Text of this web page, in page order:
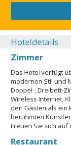
zu dieser
Parkplätze gilt
Check-in und
Unterkunft sind
Assistenztiere
Gebühren/
gestattet.
Check-in keine
Vermieter/
LGBTQIA+-
Parken gelten
ist verfügbar. Nur
Unterkunft bietet
Hoteldetails
Zimmer
Das Hotel verfügt
modernen Stil und
Doppel-, Dreibett-
Wireless Internet,
den Gästen als ein
berühmten
Freuen Sie sich auf
Restaurant